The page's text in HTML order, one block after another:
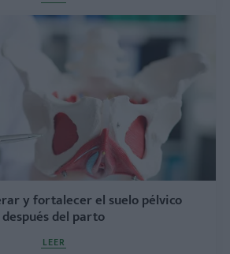
y fortalecer el suelo pélvico
después del parto
LEER